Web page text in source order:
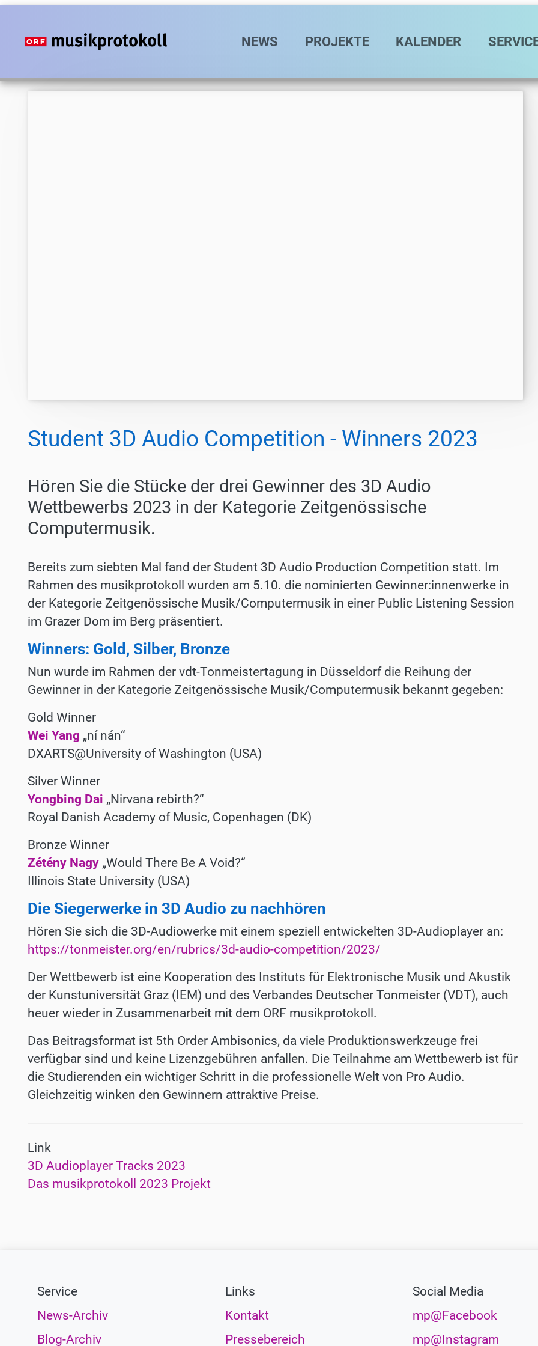
Direkt
Inhalt
Hauptnavigation
NEWS PROJEKTE KALENDER
Student 3D Audio Competition - Winners 2023
Hören Sie die Stücke der drei Gewinner des 3D Audio
Wettbewerbs 2023 in der Kategorie Zeitgenössische
Computermusik.
Bereits zum siebten Mal fand der Student 3D Audio Production Competition statt. Im
Rahmen des musikprotokoll wurden am 5.10. die nominierten Gewinner:innenwerke in
der Kategorie Zeitgenössische Musik/Computermusik in einer Public Listening Session
im Grazer Dom im Berg präsentiert.
Winners: Gold, Silber, Bronze
Nun wurde im Rahmen der vdt-Tonmeistertagung in Düsseldorf die Reihung der
Gewinner in der Kategorie Zeitgenössische Musik/Computermusik bekannt gegeben:
Gold Winner
Wei Yang „ní nán“
DXARTS@University of Washington (USA)
Silver Winner
Yongbing Dai „Nirvana rebirth?“
Royal Danish Academy of Music, Copenhagen (DK)
Bronze Winner
Zétény Nagy „Would There Be A Void?“
Illinois State University (USA)
Die Siegerwerke in 3D Audio zu nachhören
Hören Sie sich die 3D-Audiowerke mit einem speziell entwickelten 3D-Audioplayer an:
https://tonmeister.org/en/rubrics/3d-audio-competition/2023/
Der Wettbewerb ist eine Kooperation des Instituts für Elektronische Musik und Akustik
der Kunstuniversität Graz (IEM) und des Verbandes Deutscher Tonmeister (VDT), auch
heuer wieder in Zusammenarbeit mit dem ORF musikprotokoll.
Das Beitragsformat ist 5th Order Ambisonics, da viele Produktionswerkzeuge frei
verfügbar sind und keine Lizenzgebühren anfallen. Die Teilnahme am Wettbewerb ist für
die Studierenden ein wichtiger Schritt in die professionelle Welt von Pro Audio.
Gleichzeitig winken den Gewinnern attraktive Preise.
Link
3D Audioplayer Tracks 2023
Das musikprotokoll 2023 Projekt
Service
News-Archiv
Blog-Archiv
Links
Kontakt
Pressebereich
Social Media
mp@Facebook
mp@Instagram